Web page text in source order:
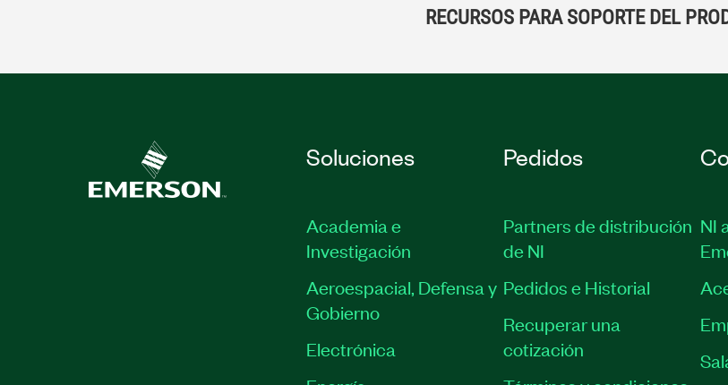
RECURSOS PARA SOPORTE DEL
Soluciones
Academia e
Investigación
Aeroespacial, Defensa y
Gobierno
Electrónica
Pedidos
Partners de distribución
de NI
Pedidos e Historial
Recuperar una
cotización
NI